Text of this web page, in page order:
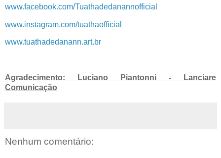
www.facebook.com/Tuathadedanannofficial
www.instagram.com/tuathaofficial
www.tuathadedanann.art.br
Agradecimento: Luciano Piantonni - Lanciare
Comunicação
Nenhum comentário: